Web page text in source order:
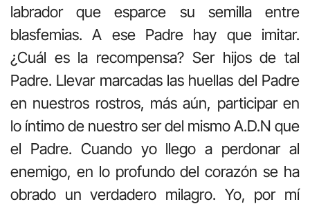
labrador que esparce su semilla entre
blasfemias. A ese Padre hay que imitar.
¿Cuál es la recompensa? Ser hijos de tal
Padre. Llevar marcadas las huellas del Padre
en nuestros rostros, más aún, participar en
lo íntimo de nuestro ser del mismo A.D.N que
el Padre. Cuando yo llego a perdonar al
enemigo, en lo profundo del corazón se ha
obrado un verdadero milagro. Yo, por mí